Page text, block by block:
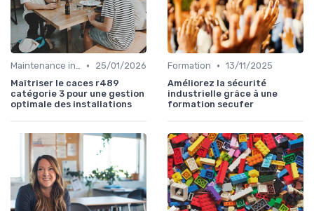
Maintenance infrastructures •
25/01/2026
Maîtriser le caces r489
catégorie 3 pour une gestion
optimale des installations
Formation • 13/11/2025
Améliorez la sécurité
industrielle grâce à une
formation secufer